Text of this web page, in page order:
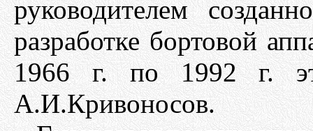
руководителем
разработке бортовой
1966 г. по 1992 г.
А.И.Кривоносов.